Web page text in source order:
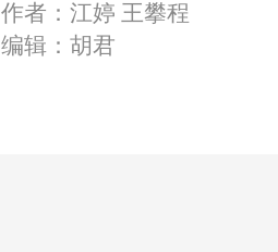
作者：江婷 王攀程
编辑：胡君